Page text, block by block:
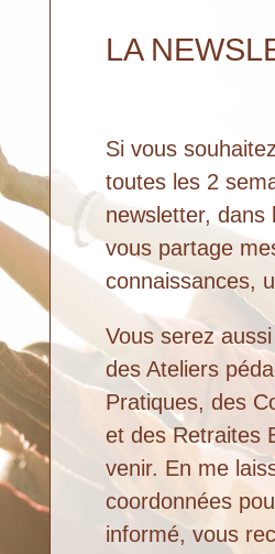
LA
Si vous
toutes les 2
newsletter, dans
vous partage
connaissances,
Vous serez
des Ateliers
Pratiques, des
et des Retraites
venir. En me
coordonnées
informé, vous